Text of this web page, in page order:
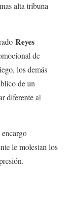
alta tribuna
Reyes
de
los demás
de un
diferente al
le molestan los